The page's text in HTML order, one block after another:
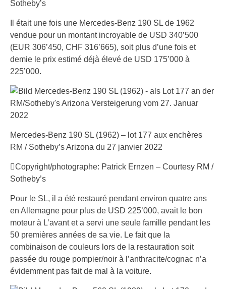
Sotheby’s
Il était une fois une Mercedes-Benz 190 SL de 1962
vendue pour un montant incroyable de USD 340’500
(EUR 306’450, CHF 316’665), soit plus d’une fois et
demie le prix estimé déjà élevé de USD 175’000 à
225’000.
Mercedes-Benz 190 SL (1962) – lot 177 aux enchères
RM / Sotheby’s Arizona du 27 janvier 2022
Copyright/photographe: Patrick Ernzen – Courtesy RM /
Sotheby’s
Pour le SL, il a été restauré pendant environ quatre ans
en Allemagne pour plus de USD 225’000, avait le bon
moteur à L’avant et a servi une seule famille pendant les
50 premières années de sa vie. Le fait que la
combinaison de couleurs lors de la restauration soit
passée du rouge pompier/noir à l’anthracite/cognac n’a
évidemment pas fait de mal à la voiture.